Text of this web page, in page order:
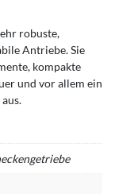
robuste,
Antriebe. Sie
kompakte
und vor allem ein